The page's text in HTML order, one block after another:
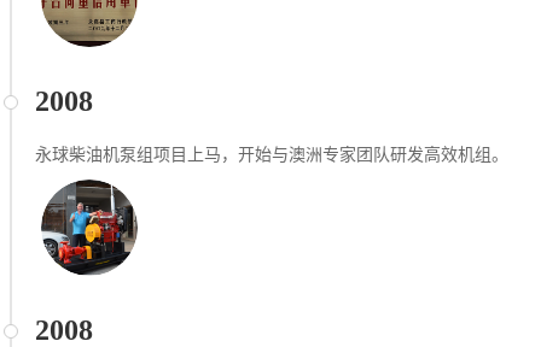
2008
永球柴油机泵组项⽬上马，开始与澳洲专家团队研发⾼效机组。
2008